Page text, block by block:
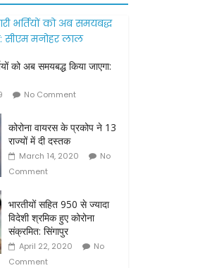
को अब समयबद्ध किया जाएगा:
No Comment
कोरोना वायरस के प्रकोप ने 13
राज्यों में दी दस्तक
March 14, 2020
No
Comment
भारतीयों सहित 950 से ज्यादा
विदेशी श्रमिक हुए कोरोना
संक्रमित: सिंगापुर
April 22, 2020
No
Comment